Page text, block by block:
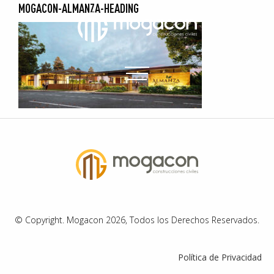
MOGACON-ALMANZA-HEADING
© Copyright. Mogacon 2026, Todos los Derechos Reservados.
Política de Privacidad